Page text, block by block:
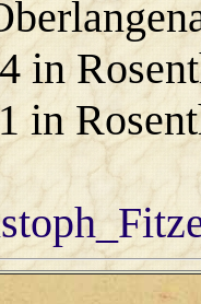
in
in